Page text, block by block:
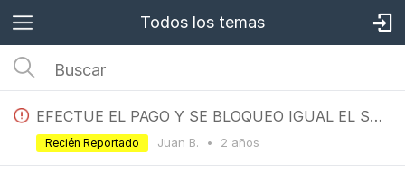
Todos los temas
EFECTUE EL PAGO Y SE BLOQUEO IGUAL EL SISTEMA
Juan B. • 2 años
Recién Reportado